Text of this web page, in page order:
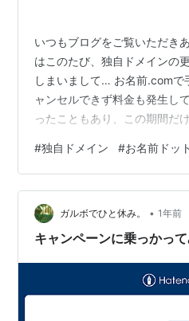
いつもブログをご覧いただき
はこのたび、独自ドメインの
しまいまして… お名前.comで
ャンセルできず料金も発生し
ったこともあり、この期間だ
ログのドメイン」に戻す予定
切り替えのたびに「いいね」
しまうことがあります。 せっ
消えてしまう形になり、申し
安定するまで少し行き来が続
#独自ドメイン #お名前ドッ
ガルボでひと休み。 • 1年前
キャンペーンに乗っかっ